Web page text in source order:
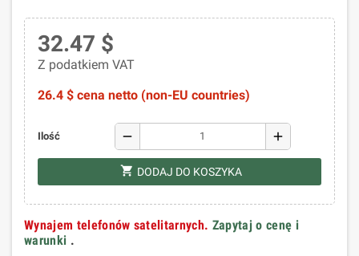
32.47 $
Z podatkiem VAT
26.4 $ cena netto (non-EU countries)
Ilość remove add
shopping_cart DODAJ DO KOSZYKA
Wynajem telefonów satelitarnych. Zapytaj o cenę i
warunki .